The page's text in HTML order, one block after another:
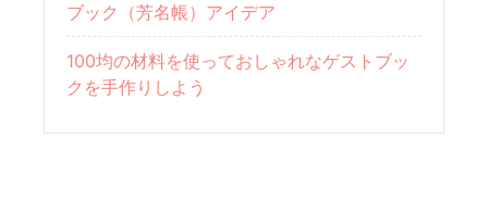
ブック（芳名帳）アイデア
100均の材料を使っておしゃれなゲストブッ
クを手作りしよう